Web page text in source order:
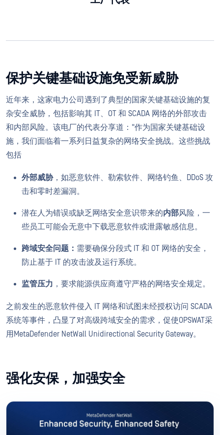
保护关键基础设施免受新威胁
近年来，这家电力公司遇到了典型的国家关键基础设施的复
杂安全威胁，包括影响其 IT、OT 和 SCADA 网络的外部攻击
和内部风险。该电厂的代表分享道："作为国家关键基础设
施，我们面临着一系列日益复杂的网络安全挑战。这些挑战
包括
外部威胁，如恶意软件、勒索软件、网络钓鱼、DDoS 攻
击和零时差漏洞。
潜在人为错误或缺乏网络安全意识带来的内部风险，一
些员工可能会无意中下载恶意软件或泄露敏感信息。
跨域安全问题： 需要确保分段式 IT 和 OT 网络的安全，
防止基于 IT 的攻击波及运行系统。
监管压力 ，要求能源供应商遵守严格的网络安全规定。
之前发生的恶意软件侵入 IT 网络和试图未经授权访问 SCADA
系统等事件，凸显了对高级跨域安全的需求，促使OPSWAT采
用MetaDefender NetWall Unidirectional Security Gateway。
强化安保，加强安全